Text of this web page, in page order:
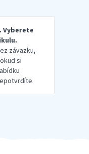
Vyberete
závazku,
si